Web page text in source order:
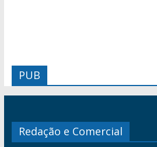
PUB
Redação e Comercial